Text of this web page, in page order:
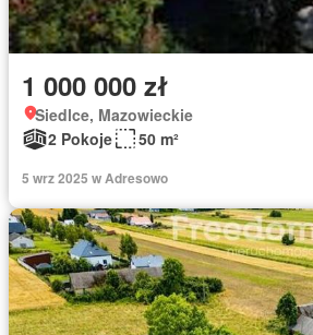
1 000 000 zł
Siedlce, Mazowieckie
2 Pokoje
50 m²
5 wrz 2025 w Adresowo